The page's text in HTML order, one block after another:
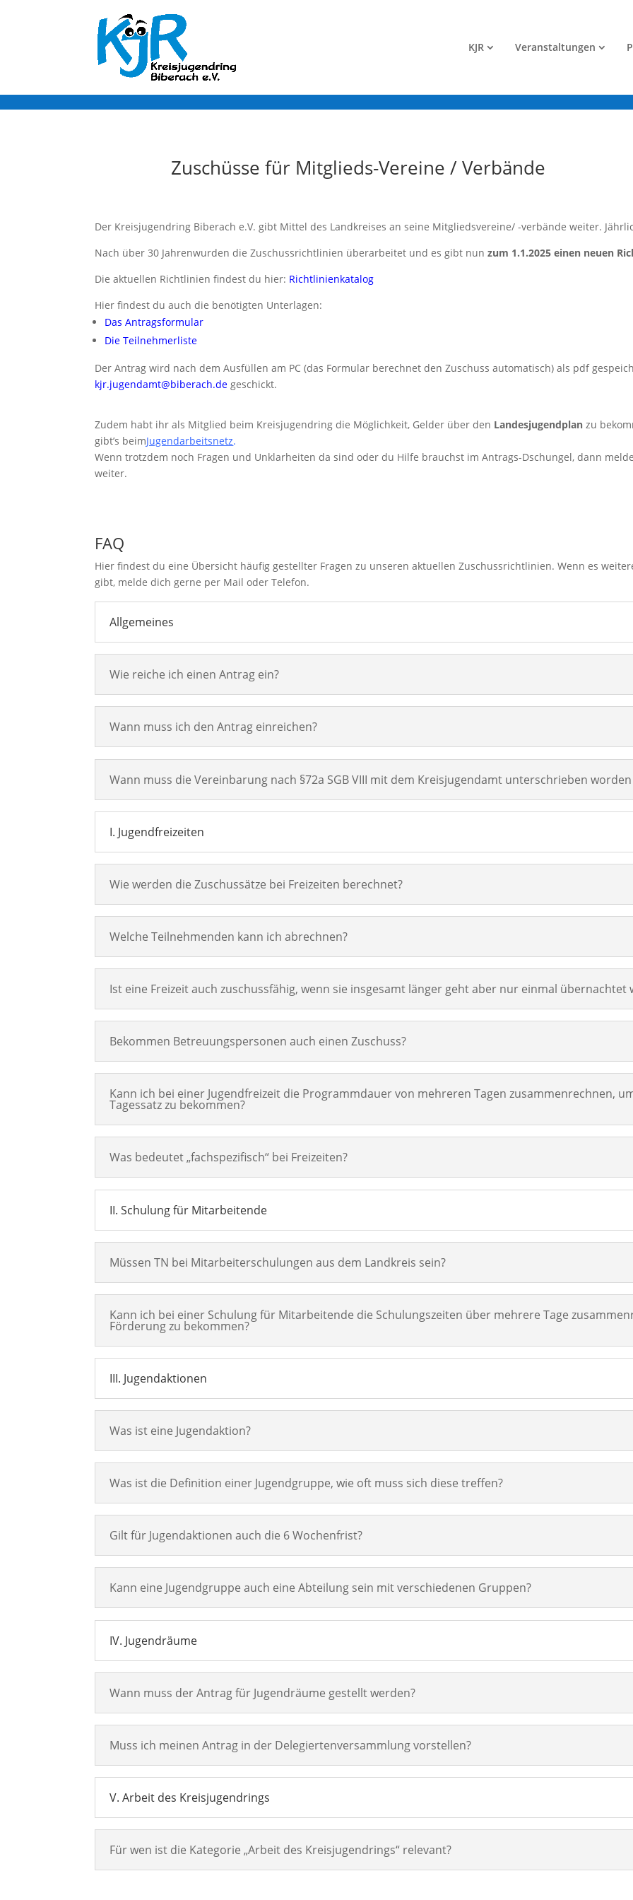
KJR Veranstaltungen
Zuschüsse für Mitglieds-Vereine / Verbände
Der Kreisjugendring Biberach e.V. gibt Mittel des Landkreises an seine Mitgliedsvereine/ -verbände weiter.
Nach über 30 Jahrenwurden die Zuschussrichtlinien überarbeitet und es gibt nunzum 1.1.2025 einen neuen
Die aktuellen Richtlinien findest du hier: Richtlinienkatalog
Hier findest du auch die benötigten Unterlagen:
Das Antragsformular
Die Teilnehmerliste
Der Antrag wird nach dem Ausfüllen am PC (das Formular berechnet den Zuschuss automatisch) als pdf
kjr.jugendamt@biberach.degeschickt.
Zudem habt ihr als Mitglied beim Kreisjugendring die Möglichkeit, Gelder über den Landesjugendplan zu
gibt’s beimJugendarbeitsnetz.
Wenn trotzdem noch Fragen und Unklarheiten da sind oder du Hilfe brauchst im Antrags-Dschungel, dann
weiter.
FAQ
Hier findest du eine Übersicht häufig gestellter Fragen zu unseren aktuellen Zuschussrichtlinien. Wenn es
gibt, melde dich gerne per Mail oder Telefon.
Allgemeines
Wie reiche ich einen Antrag ein?
Wann muss ich den Antrag einreichen?
Wann muss die Vereinbarung nach §72a SGB VIII mit dem Kreisjugendamt unterschrieben worden
I. Jugendfreizeiten
Wie werden die Zuschussätze bei Freizeiten berechnet?
Welche Teilnehmenden kann ich abrechnen?
Ist eine Freizeit auch zuschussfähig, wenn sie insgesamt länger geht aber nur einmal übernachtet
Bekommen Betreuungspersonen auch einen Zuschuss?
Kann ich bei einer Jugendfreizeit die Programmdauer von mehreren Tagen zusammenrechnen,
Tagessatz zu bekommen?
Was bedeutet „fachspezifisch“ bei Freizeiten?
II. Schulung für Mitarbeitende
Müssen TN bei Mitarbeiterschulungen aus dem Landkreis sein?
Kann ich bei einer Schulung für Mitarbeitende die Schulungszeiten über mehrere Tage
Förderung zu bekommen?
III. Jugendaktionen
Was ist eine Jugendaktion?
Was ist die Definition einer Jugendgruppe, wie oft muss sich diese treffen?
Gilt für Jugendaktionen auch die 6 Wochenfrist?
Kann eine Jugendgruppe auch eine Abteilung sein mit verschiedenen Gruppen?
IV. Jugendräume
Wann muss der Antrag für Jugendräume gestellt werden?
Muss ich meinen Antrag in der Delegiertenversammlung vorstellen?
V. Arbeit des Kreisjugendrings
Für wen ist die Kategorie „Arbeit des Kreisjugendrings“ relevant?